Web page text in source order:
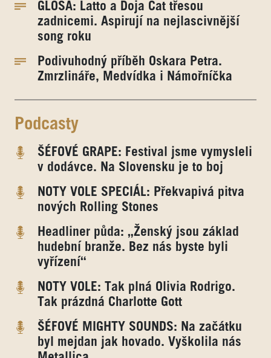
GLOSA: Latto a Doja Cat třesou
zadnicemi. Aspirují na nejlascivnější
song roku
Podivuhodný příběh Oskara Petra.
Zmrzlináře, Medvídka i Námořníčka
Podcasty
ŠÉFOVÉ GRAPE: Festival jsme vymysleli
v dodávce. Na Slovensku je to boj
NOTY VOLE SPECIÁL: Překvapivá pitva
nových Rolling Stones
Headliner půda: „Ženský jsou základ
hudební branže. Bez nás byste byli
vyřízení“
NOTY VOLE: Tak plná Olivia Rodrigo.
Tak prázdná Charlotte Gott
ŠÉFOVÉ MIGHTY SOUNDS: Na začátku
byl mejdan jak hovado. Vyškolila nás